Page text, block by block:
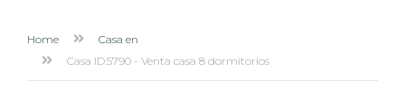
Home
Casa en
Casa ID.5790 - Venta casa 8 dormitorios